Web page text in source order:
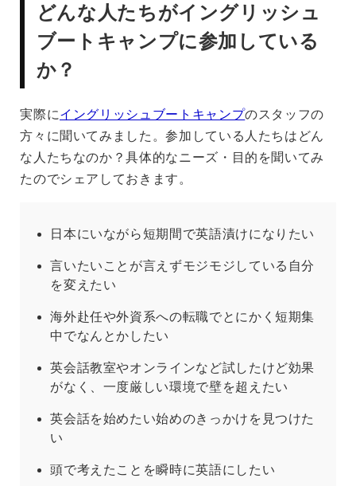
どんな人たちがイングリッシュ
ブートキャンプに参加している
か？
実際にイングリッシュブートキャンプのスタッフの
方々に聞いてみました。参加している人たちはどん
な人たちなのか？具体的なニーズ・目的を聞いてみ
たのでシェアしておきます。
日本にいながら短期間で英語漬けになりたい
言いたいことが言えずモジモジしている自分
を変えたい
海外赴任や外資系への転職でとにかく短期集
中でなんとかしたい
英会話教室やオンラインなど試したけど効果
がなく、一度厳しい環境で壁を超えたい
英会話を始めたい始めのきっかけを見つけた
い
頭で考えたことを瞬時に英語にしたい